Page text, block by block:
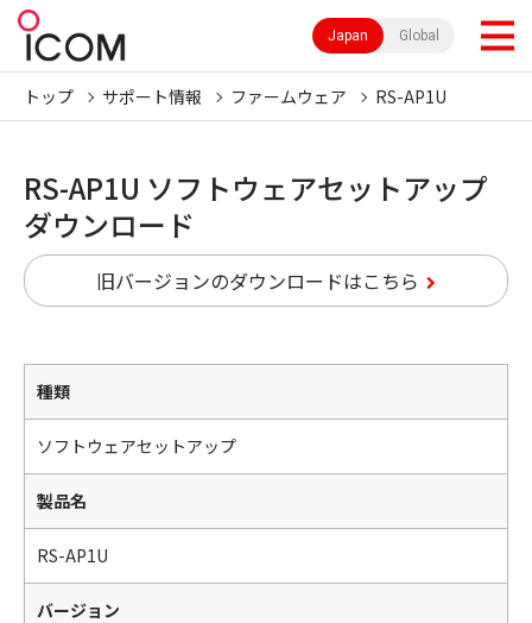
Japan Global
トップ サポート情報 ファームウェア RS-AP1U
RS-AP1U ソフトウェアセットアップ
ダウンロード
旧バージョンのダウンロードはこちら
種類
ソフトウェアセットアップ
製品名
RS-AP1U
バージョン